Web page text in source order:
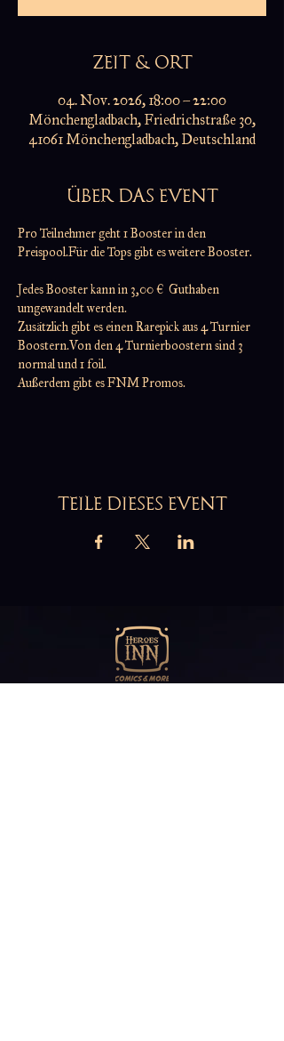
ZEIT & ORT
04. Nov. 2026, 18:00 – 22:00
Mönchengladbach, Friedrichstraße 30,
41061 Mönchengladbach, Deutschland
ÜBER DAS EVENT
Pro Teilnehmer geht 1 Booster in den
Preispool.Für die Tops gibt es weitere Booster.
Jedes Booster kann in 3,00 €  Guthaben
umgewandelt werden.
Zusätzlich gibt es einen Rarepick aus 4 Turnier
Boostern.Von den 4 Turnierboostern sind 3
normal und 1 foil.
Außerdem gibt es FNM Promos.
TEILE DIESES EVENT